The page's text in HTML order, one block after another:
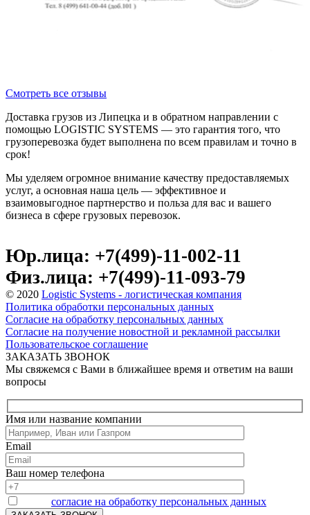
Смотреть все отзывы
Доставка грузов из Липецка и в обратном направлении с
помощью LOGISTIC SYSTEMS — это гарантия того, что
грузоперевозка будет выполнена по всем правилам и точно в
срок!
Мы уделяем огромное внимание качеству предоставляемых
услуг, а основная наша цель — эффективное и
взаимовыгодное партнерство и польза для вас и вашего
бизнеса в сфере грузовых перевозок.
Юр.лица: +7(499)-11-002-11
Физ.лица: +7(499)-11-093-79
© 2020 Logistic Systems - логистическая компания
Политика обработки персональных данных
Согласие на обработку персональных данных
Согласие на получение новостной и рекламной рассылки
Пользовательское соглашение
ЗАКАЗАТЬ ЗВОНОК
Мы свяжемся с Вами в ближайшее время и ответим на ваши
вопросы
Имя или название компании
Email
Ваш номер телефона
согласие на обработку персональных данных